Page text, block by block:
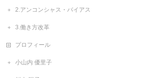
2.アンコンシャス・バイアス
3.働き方改革
プロフィール
小山内 優里子